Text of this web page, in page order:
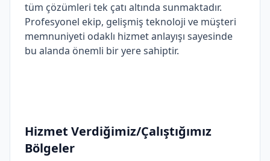
tüm çözümleri tek çatı altında sunmaktadır.
Profesyonel ekip, gelişmiş teknoloji ve müşteri
memnuniyeti odaklı hizmet anlayışı sayesinde
bu alanda önemli bir yere sahiptir.
Hizmet Verdiğimiz/Çalıştığımız
Bölgeler